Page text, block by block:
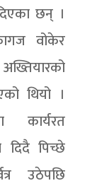
छन् ।
वोकेर
थियो ।
कार्यरत
दिदै पिच्छे
उठेपछि